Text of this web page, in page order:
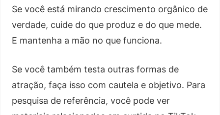
Se você está mirando crescimento orgânico de
verdade, cuide do que produz e do que mede.
E mantenha a mão no que funciona.
Se você também testa outras formas de
atração, faça isso com cautela e objetivo. Para
pesquisa de referência, você pode ver